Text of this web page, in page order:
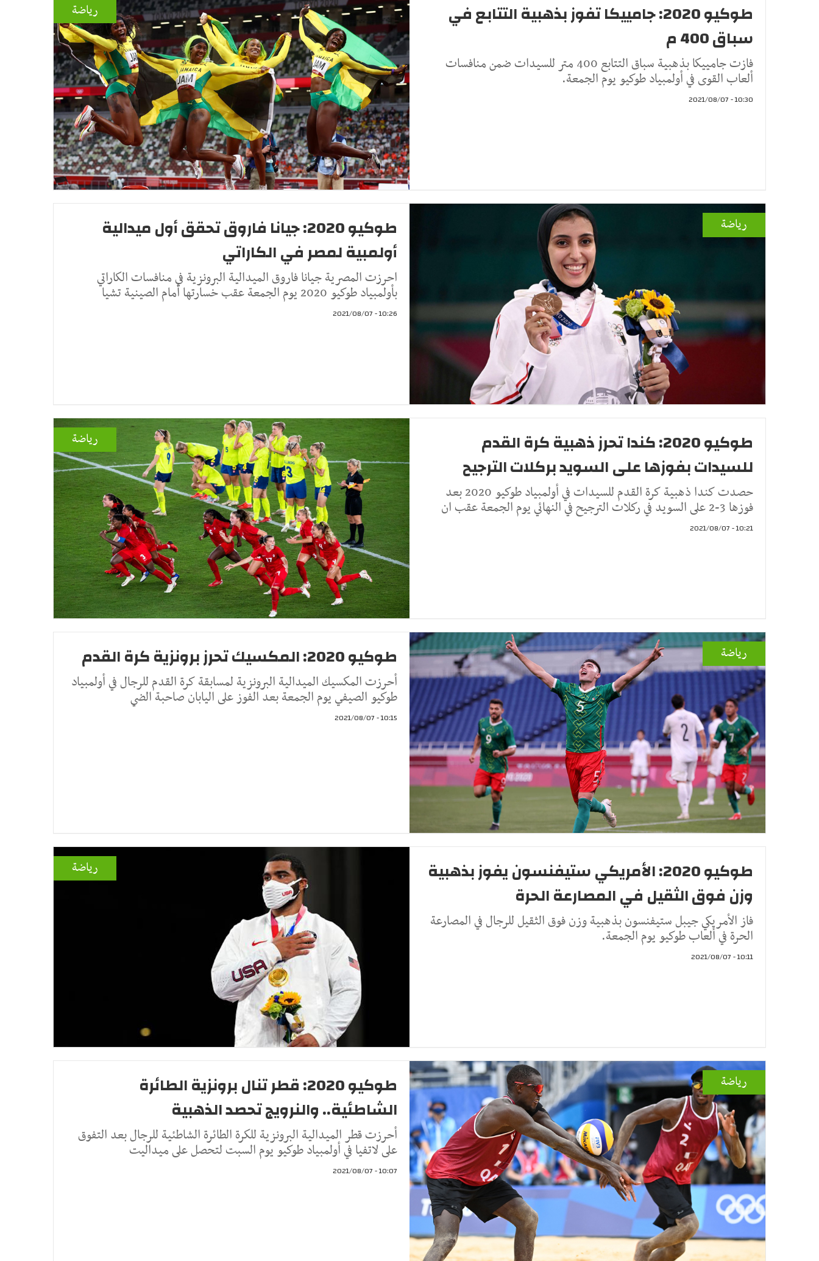
رياضة
طوكيو 2020: جامييكا تفوز بذهبية التتابع في
سباق 400 م
فازت جامييكا بذهبية سباق التتابع 400 متر للسيدات ضمن منافسات
ألعاب القوى في أولمبياد طوكيو يوم الجمعة.
10:30 - 2021/08/07
رياضة
طوكيو 2020: جيانا فاروق تحقق أول ميدالية
أولمبية لمصر في الكاراتي
احرزت المصرية جيانا فاروق الميدالية البرونزية في منافسات الكاراتي
بأولمبياد طوكيو 2020 يوم الجمعة عقب خسارتها أمام الصينية تشيا
10:26 - 2021/08/07
رياضة
طوكيو 2020: كندا تحرز ذهبية كرة القدم
للسيدات بفوزها على السويد بركلات الترجيح
حصدت كندا ذهبية كرة القدم للسيدات في أولمبياد طوكيو 2020 بعد
فوزها 3-2 على السويد في ركلات الترجيح في النهائي يوم الجمعة عقب ان
10:21 - 2021/08/07
رياضة طوكيو 2020: المكسيك تحرز برونزية كرة القدم
أحرزت المكسيك الميدالية البرونزية لمسابقة كرة القدم للرجال في أولمبياد
طوكيو الصيفي يوم الجمعة بعد الفوز على اليابان صاحبة الضي
10:15 - 2021/08/07
رياضة
طوكيو 2020: الأمريكي ستيفنسون يفوز بذهبية
وزن فوق الثقيل في المصارعة الحرة
فاز الأمريكي جيبل ستيفنسون بذهبية وزن فوق الثقيل للرجال في المصارعة
الحرة في ألعاب طوكيو يوم الجمعة.
10:11 - 2021/08/07
رياضة
طوكيو 2020: قطر تنال برونزية الطائرة
الشاطئية.. والنرويج تحصد الذهبية
أحرزت قطر الميدالية البرونزية للكرة الطائرة الشاطئية للرجال بعد التفوق
على لاتفيا في أولمبياد طوكيو يوم السبت لتحصل على ميداليت
10:07 - 2021/08/07